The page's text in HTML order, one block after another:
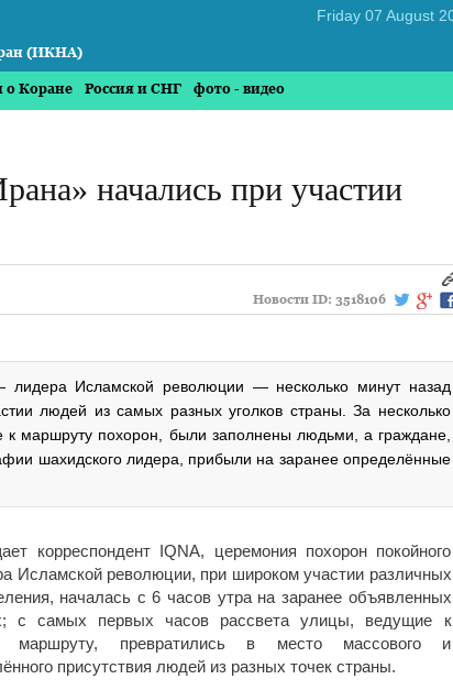
(ИКНА)
о Коране Россия и СНГ фото - видео
начались при участии
Новости ID: 3518106
Исламской революции — несколько минут назад
людей из самых разных уголков страны. За несколько
маршруту похорон, были заполнены людьми, а граждане,
шахидского лидера, прибыли на заранее определённые
корреспондент IQNA, церемония похорон покойного
Исламской революции, при широком участии различных
началась с 6 часов утра на заранее объявленных
с самых первых часов рассвета улицы, ведущие к
маршруту, превратились в место массового и
присутствия людей из разных точек страны.